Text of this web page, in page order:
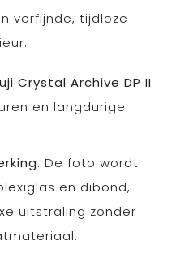
verfijnde, tijdloze
Crystal Archive DP II
en langdurige
: De foto wordt
en dibond,
uitstraling zonder